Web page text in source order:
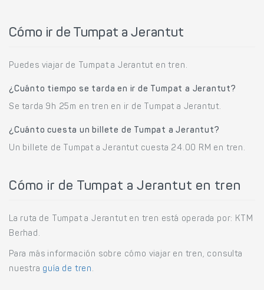
Cómo ir de Tumpat a Jerantut
Puedes viajar de Tumpat a Jerantut en tren.
¿Cuánto tiempo se tarda en ir de Tumpat a Jerantut?
Se tarda 9h 25m en tren en ir de Tumpat a Jerantut.
¿Cuánto cuesta un billete de Tumpat a Jerantut?
Un billete de Tumpat a Jerantut cuesta 24.00 RM en tren.
Cómo ir de Tumpat a Jerantut en tren
La ruta de Tumpat a Jerantut en tren está operada por: KTM
Berhad.
Para más información sobre cómo viajar en tren, consulta
nuestra guía de tren .